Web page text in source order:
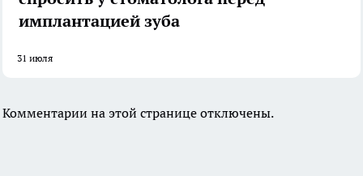
имплантацией зуба
31 июля
Комментарии на этой странице отключены.